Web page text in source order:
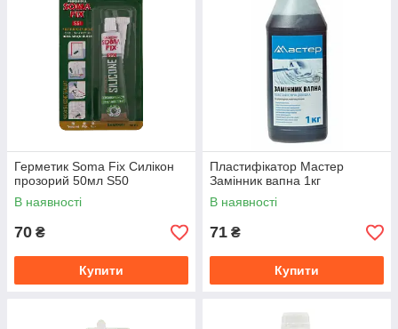
Герметик Soma Fix Силікон
прозорий 50мл S50
В наявності
70 ₴
Купити
Пластифікатор Мастер
Замінник вапна 1кг
В наявності
71 ₴
Купити